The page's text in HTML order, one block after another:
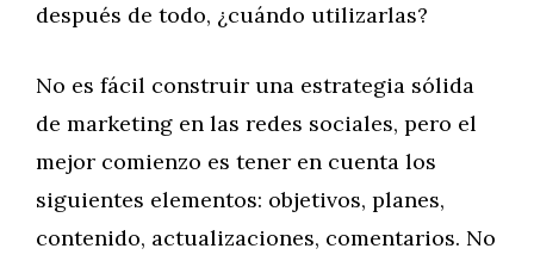
después de todo, ¿cuándo utilizarlas?
No es fácil construir una estrategia sólida
de marketing en las redes sociales, pero el
mejor comienzo es tener en cuenta los
siguientes elementos: objetivos, planes,
contenido, actualizaciones, comentarios. No